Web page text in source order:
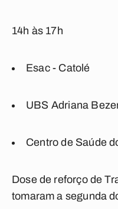
14h às 17h
Esac - Catolé
UBS Adriana
Centro de Saúde
Dose de reforço de
tomaram a segunda